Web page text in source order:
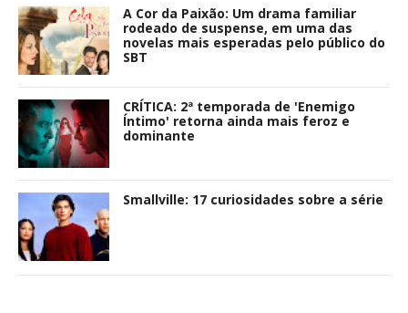
A Cor da Paixão: Um drama familiar
rodeado de suspense, em uma das
novelas mais esperadas pelo público do
SBT
CRÍTICA: 2ª temporada de 'Enemigo
Íntimo' retorna ainda mais feroz e
dominante
Smallville: 17 curiosidades sobre a série